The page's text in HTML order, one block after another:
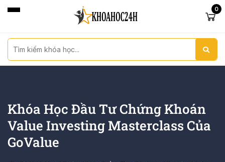
0
Khóa Học Đầu Tư Chứng Khoán
Value Investing Masterclass Của
GoValue